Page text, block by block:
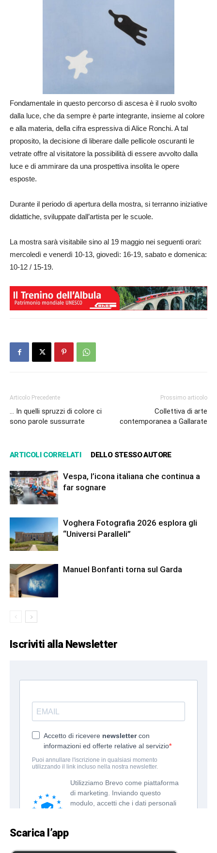
Fondamentale in questo percorso di ascesa è il ruolo svolto
dalla luce, che da sempre è parte integrante, insieme al colore
e alla materia, della cifra espressiva di Alice Ronchi. A tal
proposito, la decisione di liberare dalle pellicole oscuranti le
vetrate offre al visitatore la possibilità di essere avvolto dalla
luce e di ammirare da una prospettiva insolita le opere
esposte.
Durante il periodo di apertura della mostra, si terranno iniziative
didattiche, sviluppate dall’artista per le scuole.
La mostra sarà visitabile sino al 19 maggio nei seguenti orari:
mercoledì e venerdì 10-13, giovedì: 16-19, sabato e domenica:
10-12 / 15-19.
Articolo Precedente
… In quelli spruzzi di colore ci
sono parole sussurrate
Prossimo articolo
Collettiva di arte
contemporanea a Gallarate
ARTICOLI CORRELATI DELLO STESSO AUTORE
Vespa, l’icona italiana che continua a
far sognare
Voghera Fotografia 2026 esplora gli
“Universi Paralleli”
Manuel Bonfanti torna sul Garda
Iscriviti alla Newsletter
Scarica l’app